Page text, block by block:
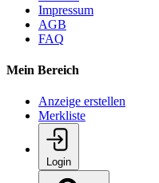
Impressum
AGB
FAQ
Mein Bereich
Anzeige erstellen
Merkliste
Login